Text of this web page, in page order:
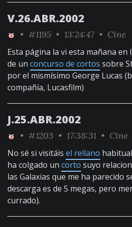
V.26.ABR.2002
• #1195 • 13:24:47 • Cine
Esta página la vi esta mañana en
de un concurso de cortos sobre
por el mismísimo George Lucas
compañía, Lucasfilm)
J.25.ABR.2002
• #1203 • 17:38:31 • Cine
No sé si visitáis el rellano
ha colgado un corto suyo
las Galaxias que me ha parecido
descarga es de 5 megas, pero
currado).